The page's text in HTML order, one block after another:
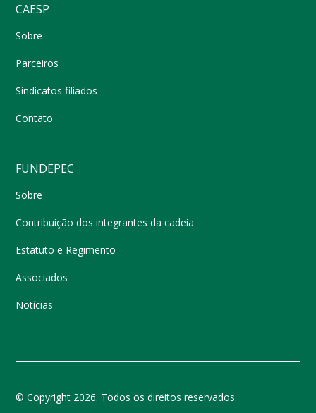
CAESP
Sobre
Parceiros
Sindicatos filiados
Contato
FUNDEPEC
Sobre
Contribuição dos integrantes da cadeia
Estatuto e Regimento
Associados
Notícias
© Copyright 2026. Todos os direitos reservados.